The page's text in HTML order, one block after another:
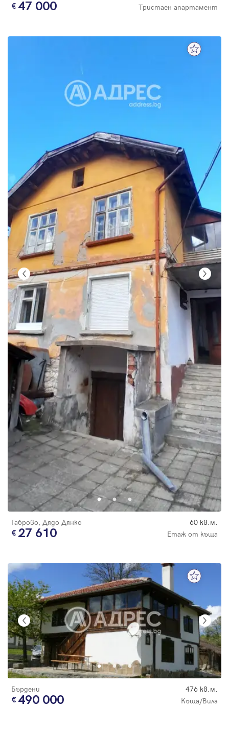
47 000 Тристаен апартамент
Габрово, Дядо Дянко 60 кв.м.
27 610 Етаж от къща
Бърдени 476 кв.м.
490 000 Къща/Вила